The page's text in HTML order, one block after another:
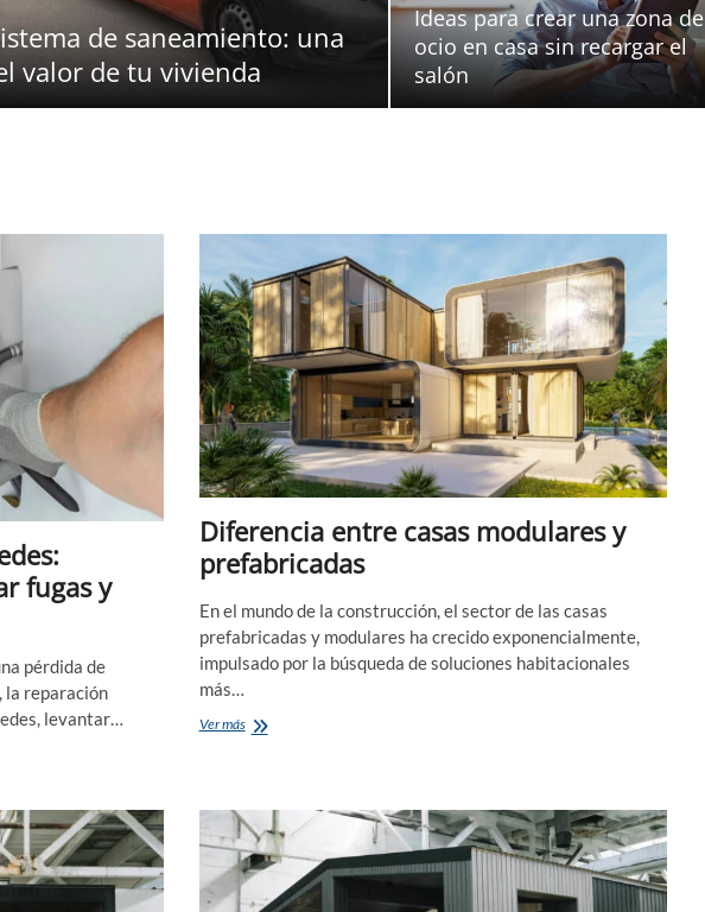
de saneamiento: una
valor de tu vivienda
Ideas para crear una zona de
ocio en casa sin recargar el
salón
fugas y
pérdida de
la reparación
levantar…
Diferencia entre casas modulares y
prefabricadas
En el mundo de la construcción, el sector de las casas
prefabricadas y modulares ha crecido exponencialmente,
impulsado por la búsqueda de soluciones habitacionales
más…
Ver másDiferencia
y
prefabricadas